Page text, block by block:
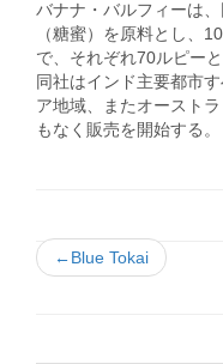
バナナ・バルフィーは
（糖蜜）を原料とし、
で、それぞれ70ルピー
同社はインド主要都市
ア地域、またオースト
もなく販売を開始する。
←Blue Tokai